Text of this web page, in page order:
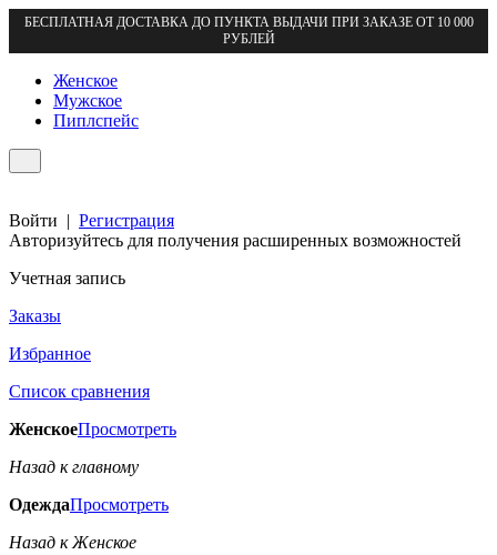
БЕСПЛАТНАЯ ДОСТАВКА ДО ПУНКТА ВЫДАЧИ ПРИ ЗАКАЗЕ ОТ 10 000
РУБЛЕЙ
Женское
Мужское
Пиплспейс
Войти | Регистрация
Авторизуйтесь для получения расширенных возможностей
Учетная запись
Заказы
Избранное
Список сравнения
ЖенскоеПросмотреть
Назад к главному
ОдеждаПросмотреть
Назад к Женское